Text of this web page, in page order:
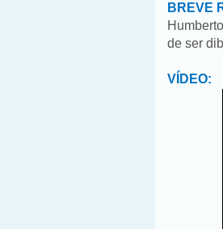
BREVE
de ser
VÍDEO: